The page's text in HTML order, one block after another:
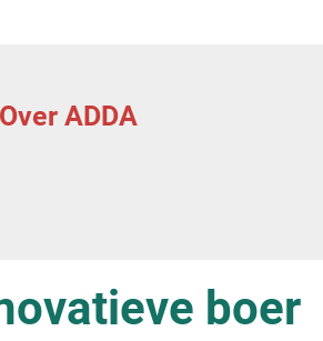
Over ADDA
boer